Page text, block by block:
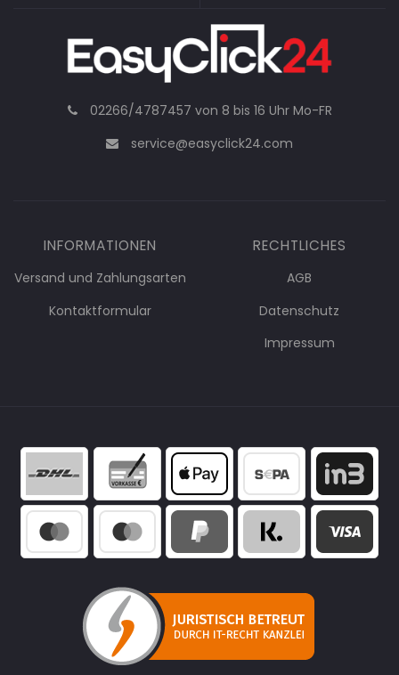
02266/4787457 von 8 bis 16 Uhr Mo-FR
service@easyclick24.com
INFORMATIONEN
Versand und Zahlungsarten
Kontaktformular
RECHTLICHES
AGB
Datenschutz
Impressum